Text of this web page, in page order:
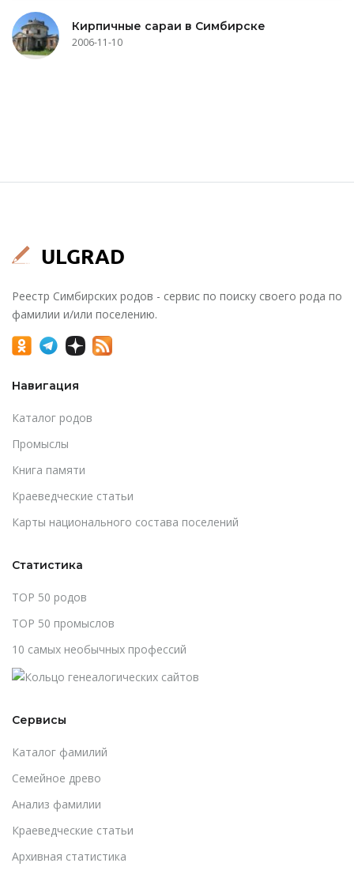
Кирпичные сараи в Симбирске
2006-11-10
Реестр Симбирских родов - сервис по поиску своего рода по
фамилии и/или поселению.
Навигация
Каталог родов
Промыслы
Книга памяти
Краеведческие статьи
Карты национального состава поселений
Статистика
TOP 50 родов
TOP 50 промыслов
10 самых необычных профессий
Сервисы
Каталог фамилий
Cемейное древо
Анализ фамилии
Краеведческие статьи
Архивная статистика